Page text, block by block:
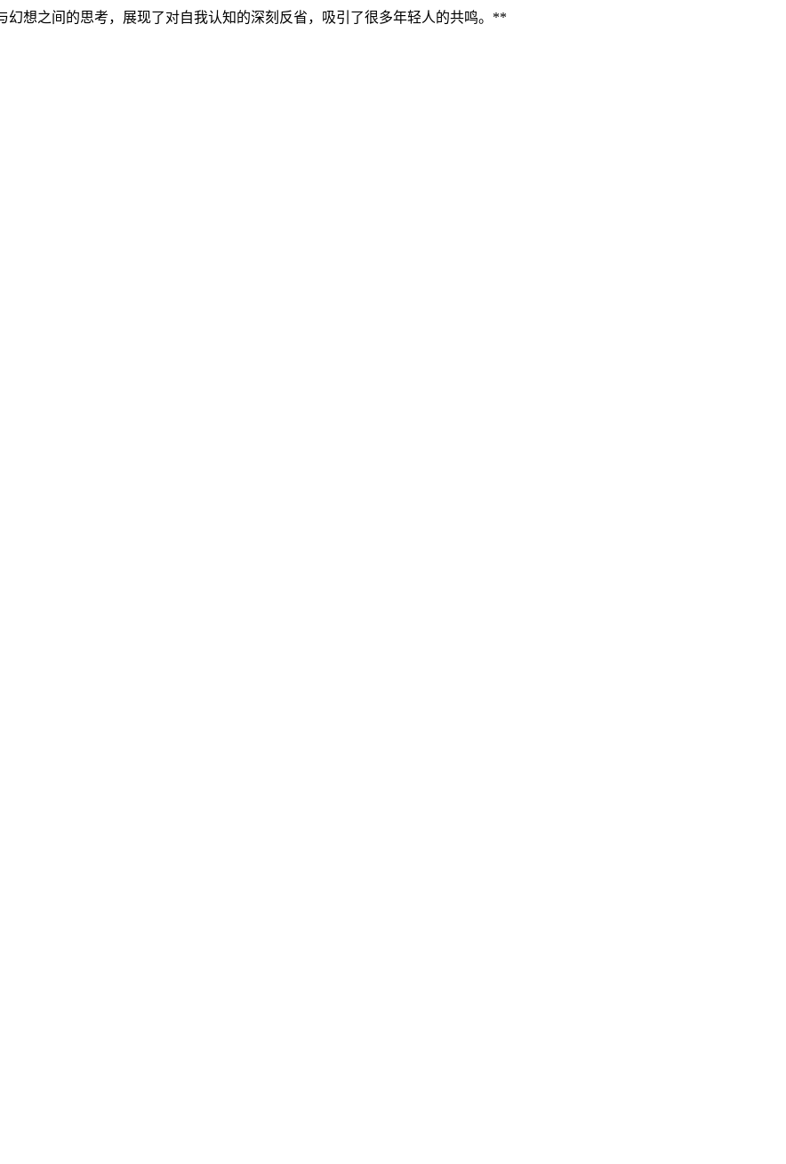
想之间的思考，展现了对自我认知的深刻反省，吸引了很多年轻人的共鸣。**